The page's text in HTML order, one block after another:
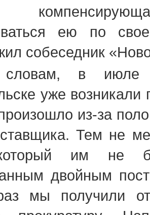
ею по
собеседник
в июле
уже возникали
из-за
Тем не
который им
двойным
мы получили